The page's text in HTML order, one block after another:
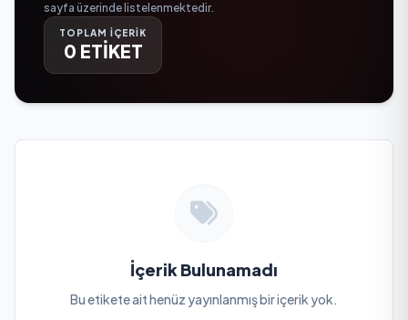
sayfa üzerinde listelenmektedir.
TOPLAM İÇERİK
0 ETİKET
İçerik Bulunamadı
Bu etikete ait henüz yayınlanmış bir içerik yok.